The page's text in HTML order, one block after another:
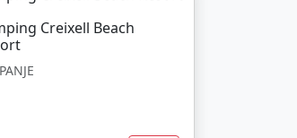
Creixell Beach